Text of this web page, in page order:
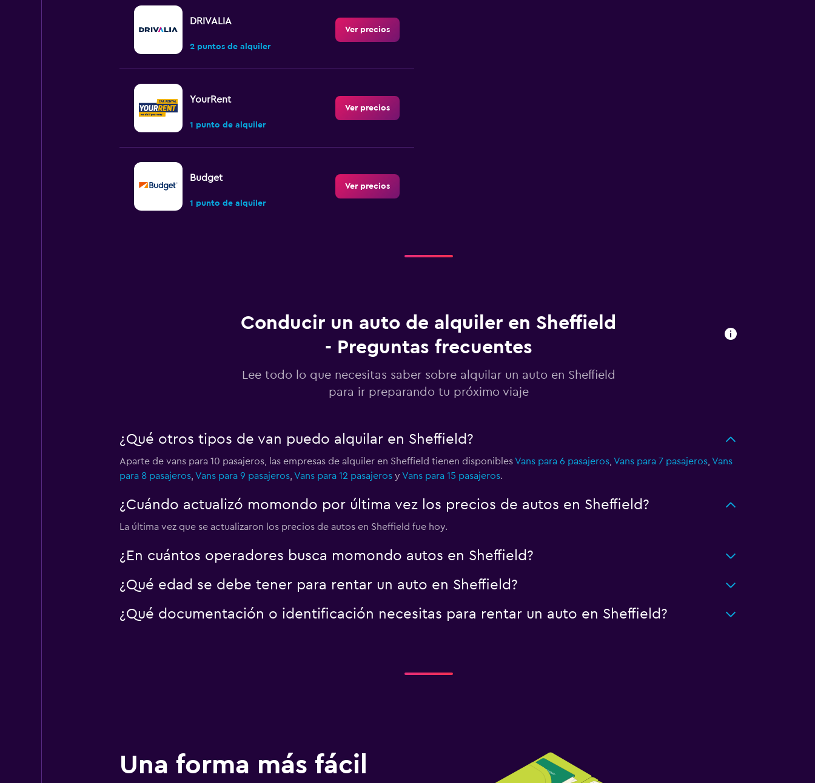
DRIVALIA
2 puntos de alquiler
Ver precios
YourRent
1 punto de alquiler
Ver precios
Budget
1 punto de alquiler
Ver precios
Ver precios
1 punto de alquiler
Ver precios
Conducir un auto de alquiler en Sheffield
- Preguntas frecuentes
Lee todo lo que necesitas saber sobre alquilar un auto en Sheffield
para ir preparando tu próximo viaje
¿Qué otros tipos de van puedo alquilar en Sheffield?
Aparte de vans para 10 pasajeros, las empresas de alquiler en Sheffield tienen disponiblesVans para 6 pasajeros, Vans para 7 pasajeros, Vans
para 8 pasajeros, Vans para 9 pasajeros, Vans para 12 pasajerosy Vans para 15 pasajeros.
¿Cuándo actualizó momondo por última vez los precios de autos en Sheffield?
La última vez que se actualizaron los precios de autos en Sheffield fue hoy.
¿En cuántos operadores busca momondo autos en Sheffield?
¿Qué edad se debe tener para rentar un auto en Sheffield?
¿Qué documentación o identificación necesitas para rentar un auto en Sheffield?
Una forma más fácil